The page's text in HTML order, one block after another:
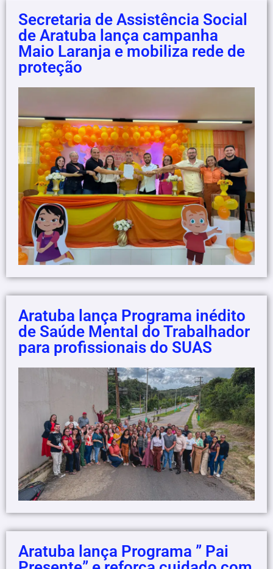
Secretaria de Assistência Social
de Aratuba lança campanha
Maio Laranja e mobiliza rede de
proteção
Aratuba lança Programa inédito
de Saúde Mental do Trabalhador
para profissionais do SUAS
Aratuba lança Programa ” Pai